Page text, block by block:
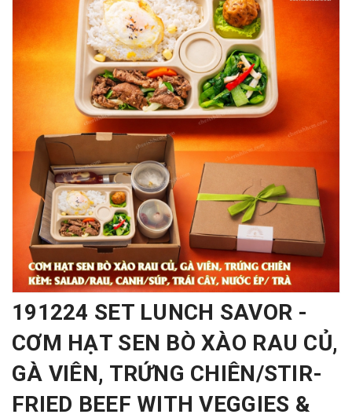
191224 SET LUNCH SAVOR -
CƠM HẠT SEN BÒ XÀO RAU CỦ,
GÀ VIÊN, TRỨNG CHIÊN/STIR-
FRIED BEEF WITH VEGGIES &